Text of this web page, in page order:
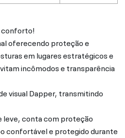
conforto!
oferecendo proteção e
em lugares estratégicos e
incômodos e transparência
visual Dapper, transmitindo
leve, conta com proteção
confortável e protegido durante